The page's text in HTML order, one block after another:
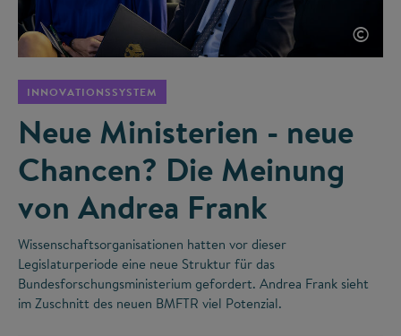
©
INNOVATIONSSYSTEM
Neue Ministerien - neue
Chancen? Die Meinung
von Andrea Frank
Wissenschaftsorganisationen hatten vor dieser
Legislaturperiode eine neue Struktur für das
Bundesforschungsministerium gefordert. Andrea Frank sieht
im Zuschnitt des neuen BMFTR viel Potenzial.